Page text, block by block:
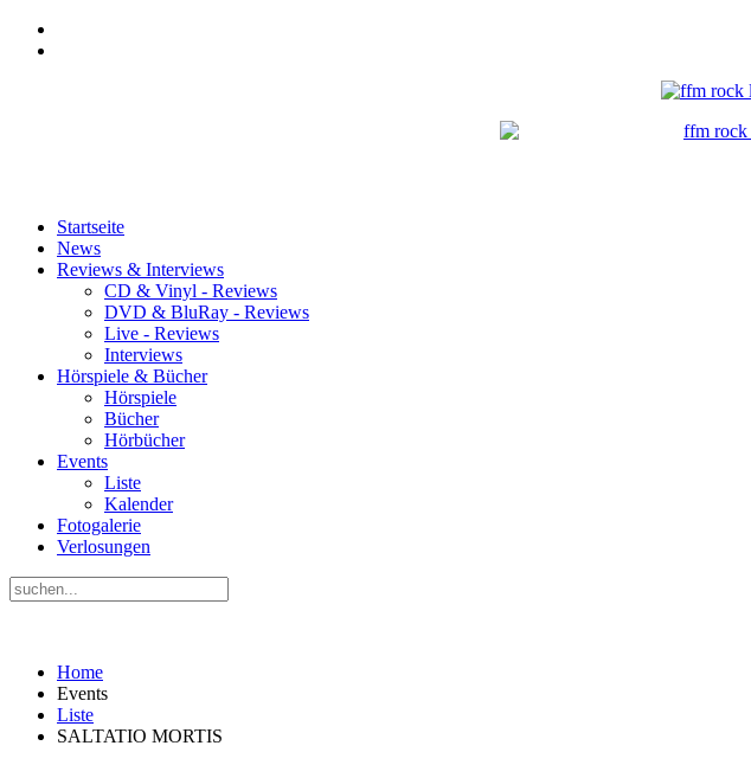
Startseite
News
Reviews & Interviews
CD & Vinyl - Reviews
DVD & BluRay - Reviews
Live - Reviews
Interviews
Hörspiele & Bücher
Hörspiele
Bücher
Hörbücher
Events
Liste
Kalender
Fotogalerie
Verlosungen
Home
Events
Liste
SALTATIO MORTIS